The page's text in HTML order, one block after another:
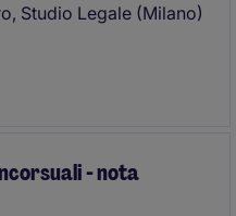
Studio Legale (Milano)
- nota